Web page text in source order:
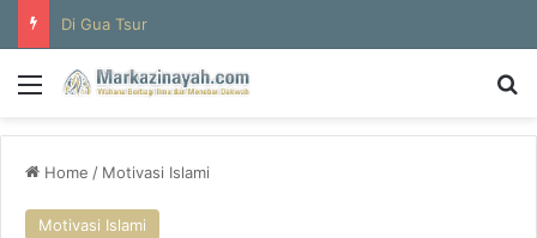
Di Gua Tsur
Menu
Home / Motivasi Islami
Motivasi Islami